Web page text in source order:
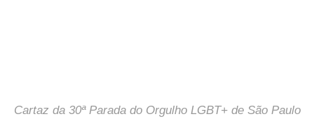
Cartaz da 30ª Parada do Orgulho LGBT+ de São Paulo